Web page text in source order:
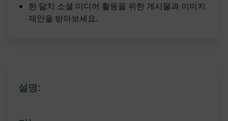
한 달치 소셜 미디어 활동을 위한 게시물과 이미지
제안을 받아보세요.
설명: